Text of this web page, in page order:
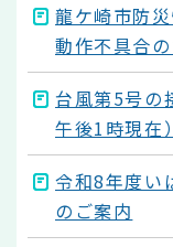
龍ケ崎市防
動作不具合
台風第5号の
午後1時現在）
令和8年度い
のご案内